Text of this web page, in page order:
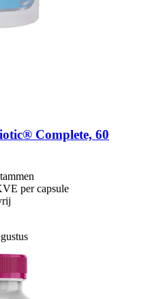
Complete, 60
per capsule